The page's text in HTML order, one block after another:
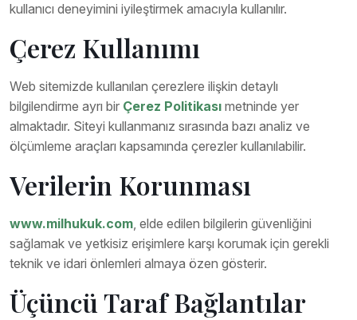
kullanıcı deneyimini iyileştirmek amacıyla kullanılır.
Çerez Kullanımı
Web sitemizde kullanılan çerezlere ilişkin detaylı
bilgilendirme ayrı bir Çerez Politikası metninde yer
almaktadır. Siteyi kullanmanız sırasında bazı analiz ve
ölçümleme araçları kapsamında çerezler kullanılabilir.
Verilerin Korunması
www.milhukuk.com, elde edilen bilgilerin güvenliğini
sağlamak ve yetkisiz erişimlere karşı korumak için gerekli
teknik ve idari önlemleri almaya özen gösterir.
Üçüncü Taraf Bağlantılar